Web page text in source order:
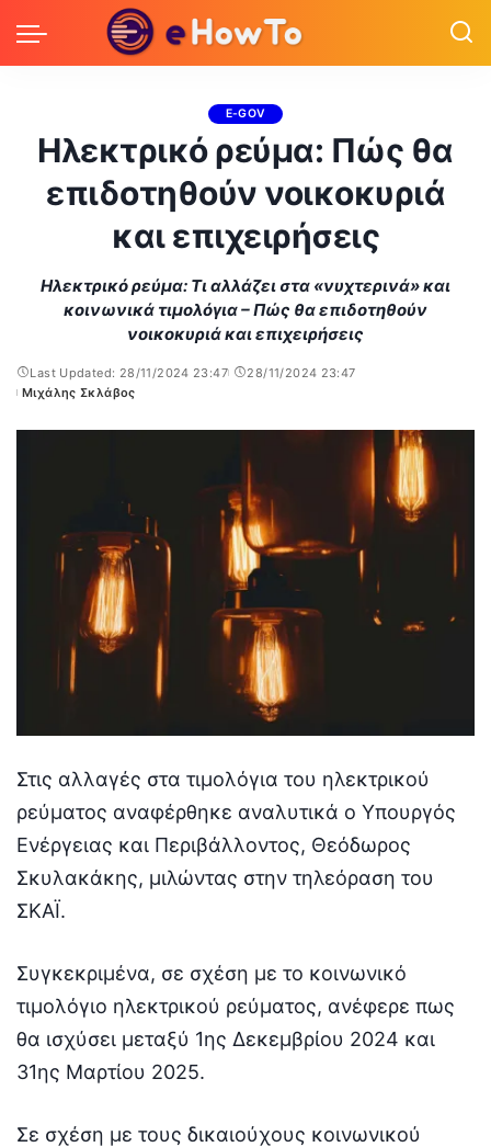
E-GOV
Ηλεκτρικό ρεύμα: Πώς θα
επιδοτηθούν νοικοκυριά
και επιχειρήσεις
Ηλεκτρικό ρεύμα: Τι αλλάζει στα «νυχτερινά» και
κοινωνικά τιμολόγια – Πώς θα επιδοτηθούν
νοικοκυριά και επιχειρήσεις
Last Updated: 28/11/2024 23:47
28/11/2024 23:47
Posted
Μιχάλης Σκλάβος
Στις αλλαγές στα τιμολόγια του ηλεκτρικού
ρεύματος αναφέρθηκε αναλυτικά ο Υπουργός
Ενέργειας και Περιβάλλοντος, Θεόδωρος
Σκυλακάκης, μιλώντας στην τηλεόραση του
ΣΚΑΪ.
Συγκεκριμένα, σε σχέση με το κοινωνικό
τιμολόγιο ηλεκτρικού ρεύματος, ανέφερε πως
θα ισχύσει μεταξύ 1ης Δεκεμβρίου 2024 και
31ης Μαρτίου 2025.
Σε σχέση με τους δικαιούχους κοινωνικού